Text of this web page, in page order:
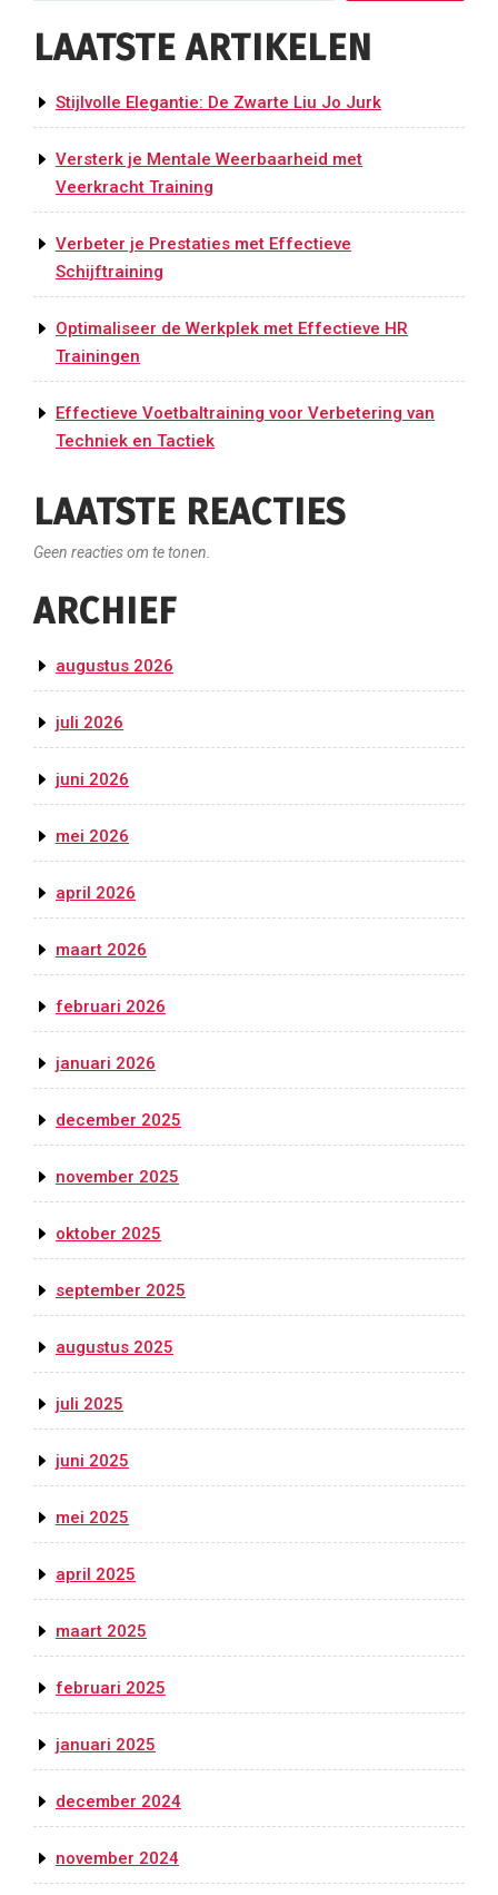
LAATSTE ARTIKELEN
Stijlvolle Elegantie: De Zwarte Liu Jo Jurk
Versterk je Mentale Weerbaarheid met
Veerkracht Training
Verbeter je Prestaties met Effectieve
Schijftraining
Optimaliseer de Werkplek met Effectieve HR
Trainingen
Effectieve Voetbaltraining voor Verbetering van
Techniek en Tactiek
LAATSTE REACTIES
Geen reacties om te tonen.
ARCHIEF
augustus 2026
juli 2026
juni 2026
mei 2026
april 2026
maart 2026
februari 2026
januari 2026
december 2025
november 2025
oktober 2025
september 2025
augustus 2025
juli 2025
juni 2025
mei 2025
april 2025
maart 2025
februari 2025
januari 2025
december 2024
november 2024